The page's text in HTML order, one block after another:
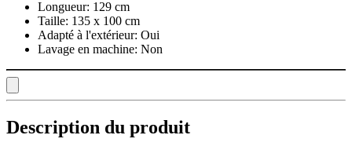
Longueur: 129 cm
Taille: 135 x 100 cm
Adapté à l'extérieur: Oui
Lavage en machine: Non
Description du produit